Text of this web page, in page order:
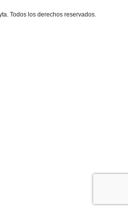
Todos los derechos reservados.